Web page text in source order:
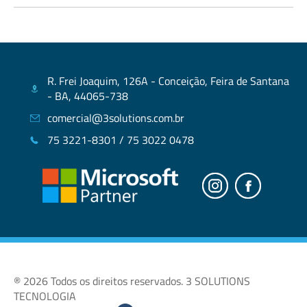
R. Frei Joaquim, 126A - Conceição, Feira de Santana
- BA, 44065-738
comercial@3solutions.com.br
75 3221-8301 / 75 3022 0478
® 2026 Todos os direitos reservados. 3 SOLUTIONS
TECNOLOGIA